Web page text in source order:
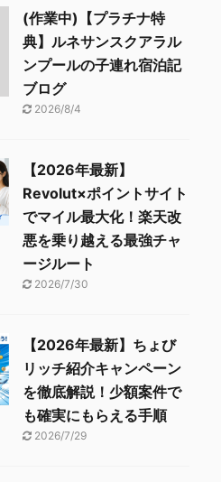
(作業中)【プラチナ特
典】ルネサンスクアラル
ンプールの子連れ宿泊記
ブログ
2026/8/4
【2026年最新】
Revolut×ポイントサイト
でマイル最大化！楽天改
悪を乗り越える最強チャ
ージルート
2026/7/30
【2026年最新】ちょび
リッチ紹介キャンペーン
を徹底解説！少額案件で
も確実にもらえる手順
2026/7/29